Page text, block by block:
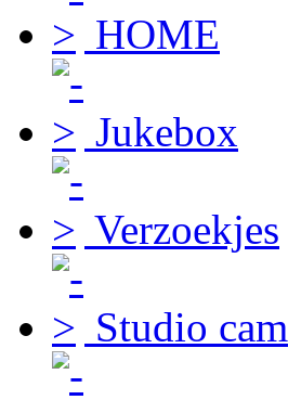
HOME
Jukebox
Verzoekjes
Studio cam